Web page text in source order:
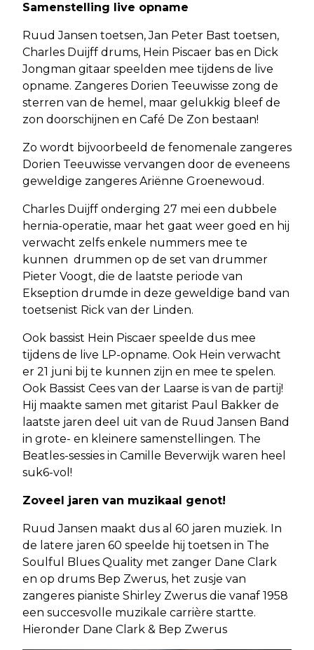
Samenstelling live opname
Ruud Jansen toetsen, Jan Peter Bast toetsen,
Charles Duijff drums, Hein Piscaer bas en Dick
Jongman gitaar speelden mee tijdens de live
opname. Zangeres Dorien Teeuwisse zong de
sterren van de hemel, maar gelukkig bleef de
zon doorschijnen en Café De Zon bestaan!
Zo wordt bijvoorbeeld de fenomenale zangeres
Dorien Teeuwisse vervangen door de eveneens
geweldige zangeres Ariënne Groenewoud.
Charles Duijff onderging 27 mei een dubbele
hernia-operatie, maar het gaat weer goed en hij
verwacht zelfs enkele nummers mee te
kunnen drummen op de set van drummer
Pieter Voogt, die de laatste periode van
Ekseption drumde in deze geweldige band van
toetsenist Rick van der Linden.
Ook bassist Hein Piscaer speelde dus mee
tijdens de live LP-opname. Ook Hein verwacht
er 21 juni bij te kunnen zijn en mee te spelen.
Ook Bassist Cees van der Laarse is van de partij!
Hij maakte samen met gitarist Paul Bakker de
laatste jaren deel uit van de Ruud Jansen Band
in grote- en kleinere samenstellingen. The
Beatles-sessies in Camille Beverwijk waren heel
suk6-vol!
Zoveel jaren van muzikaal genot!
Ruud Jansen maakt dus al 60 jaren muziek. In
de latere jaren 60 speelde hij toetsen in The
Soulful Blues Quality met zanger Dane Clark
en op drums Bep Zwerus, het zusje van
zangeres pianiste Shirley Zwerus die vanaf 1958
een succesvolle muzikale carrière startte.
Hieronder Dane Clark & Bep Zwerus